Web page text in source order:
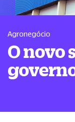
Agronegócio
O novo